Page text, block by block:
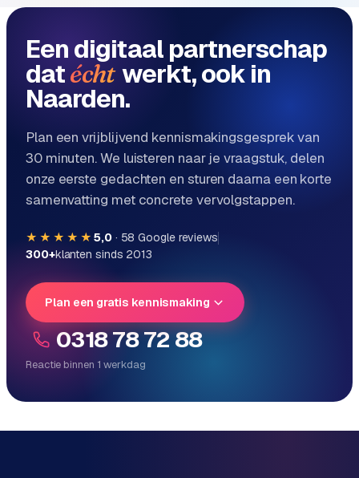
B
R
e
t
a
l
m
u
l
-
t
r
e
Een digitaal partnerschap
datécht werkt, ook in
Naarden.
Plan een vrijblijvend kennismakingsgesprek van
30 minuten. We luisteren naar je vraagstuk, delen
onze eerste gedachten en sturen daarna een korte
samenvatting met concrete vervolgstappen.
★★★★★ 5,0· 58 Google reviews
300+klanten sinds 2013
Plan een gratis kennismaking
0318 78 72 88
Reactie binnen 1 werkdag
Direct persoonlijk contact, geen ticketsysteem